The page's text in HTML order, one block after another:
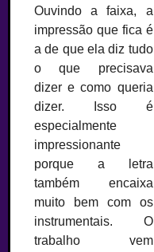
Ouvindo a faixa, a
impressão que fica é
a de que ela diz tudo
o que precisava
dizer e como queria
dizer. Isso é
especialmente
impressionante
porque a letra
também encaixa
muito bem com os
instrumentais. O
trabalho vem